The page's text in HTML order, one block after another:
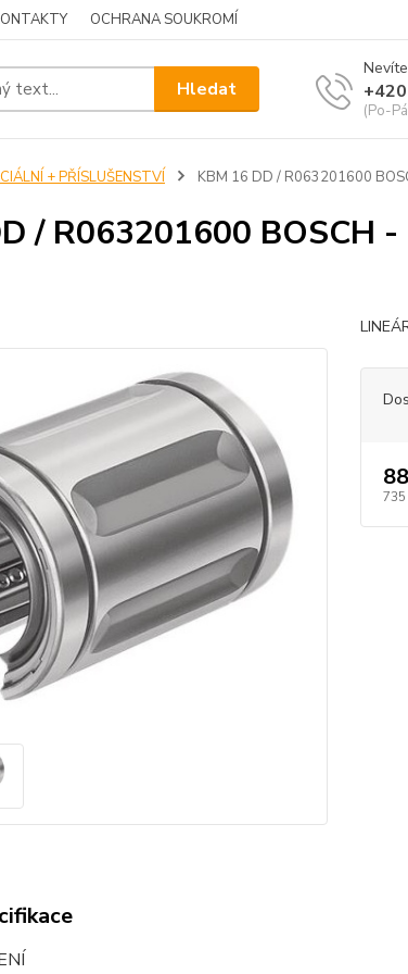
OCHRANA SOUKROMÍ
Hledat
(Po-
+ PŘÍSLUŠENSTVÍ KBM 16 DD / R063201600
/ R063201600 BOSCH -
735